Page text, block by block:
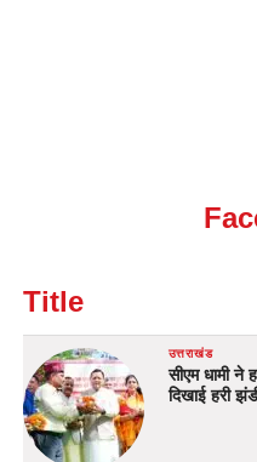
Title
उत्तराखंड
सीएम धामी ने
दिखाई हरी